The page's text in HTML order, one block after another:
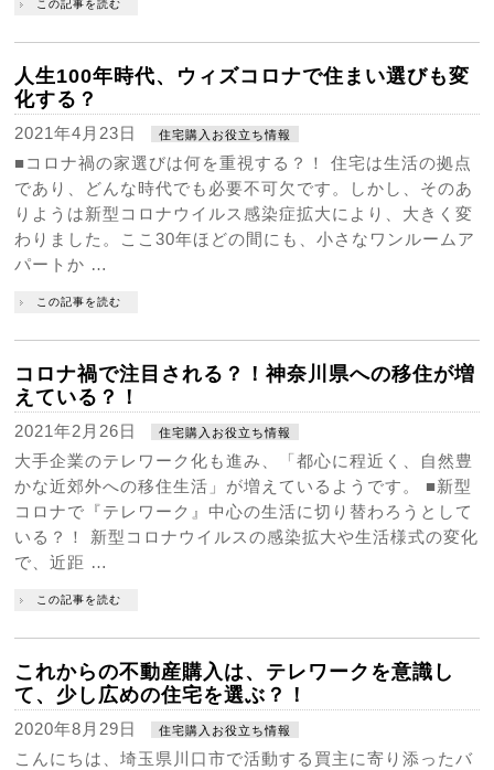
この記事を読む
人生100年時代、ウィズコロナで住まい選びも変
化する？
2021年4月23日 住宅購入お役立ち情報
■コロナ禍の家選びは何を重視する？！ 住宅は生活の拠点
であり、どんな時代でも必要不可欠です。しかし、そのあ
りようは新型コロナウイルス感染症拡大により、大きく変
わりました。ここ30年ほどの間にも、小さなワンルームア
パートか …
この記事を読む
コロナ禍で注目される？！神奈川県への移住が増
えている？！
2021年2月26日 住宅購入お役立ち情報
大手企業のテレワーク化も進み、「都心に程近く、自然豊
かな近郊外への移住生活」が増えているようです。 ■新型
コロナで『テレワーク』中心の生活に切り替わろうとして
いる？！ 新型コロナウイルスの感染拡大や生活様式の変化
で、近距 …
この記事を読む
これからの不動産購入は、テレワークを意識し
て、少し広めの住宅を選ぶ？！
2020年8月29日 住宅購入お役立ち情報
こんにちは、埼玉県川口市で活動する買主に寄り添ったバ